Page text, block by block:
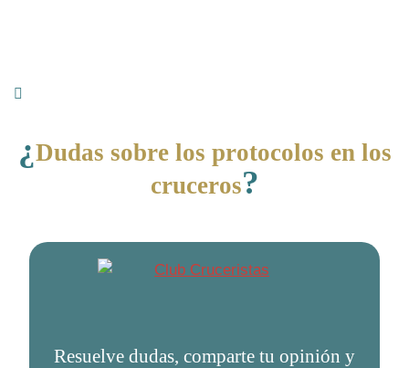
¿Dudas sobre los protocolos en los
cruceros?
Resuelve dudas, comparte tu opinión y